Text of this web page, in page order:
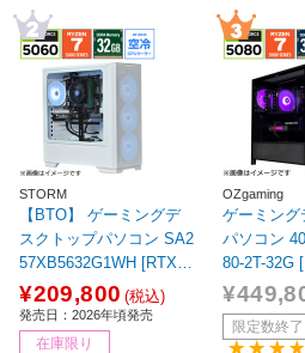
STORM
【BTO】 ゲーミングデ
スクトップパソコン SA2
57XB5632G1WH [RTX 5
060 8GB]
¥209,800 (税込)
発売日：2026年頃発売
在庫限り
OZgaming
ゲーミン
パソコン
80-2T-32G
限定数終了